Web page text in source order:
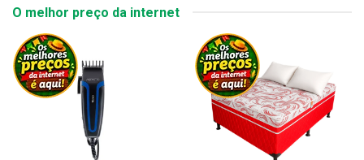
O melhor preço da internet